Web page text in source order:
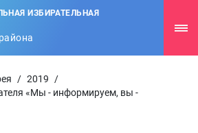
ИЗБИРАТЕЛЬНАЯ
/ 2019
/
«Мы - информируем, вы -